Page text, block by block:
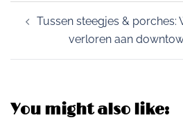
Post
navigation
Tussen steegjes & porches:
verloren aan
You might also like: